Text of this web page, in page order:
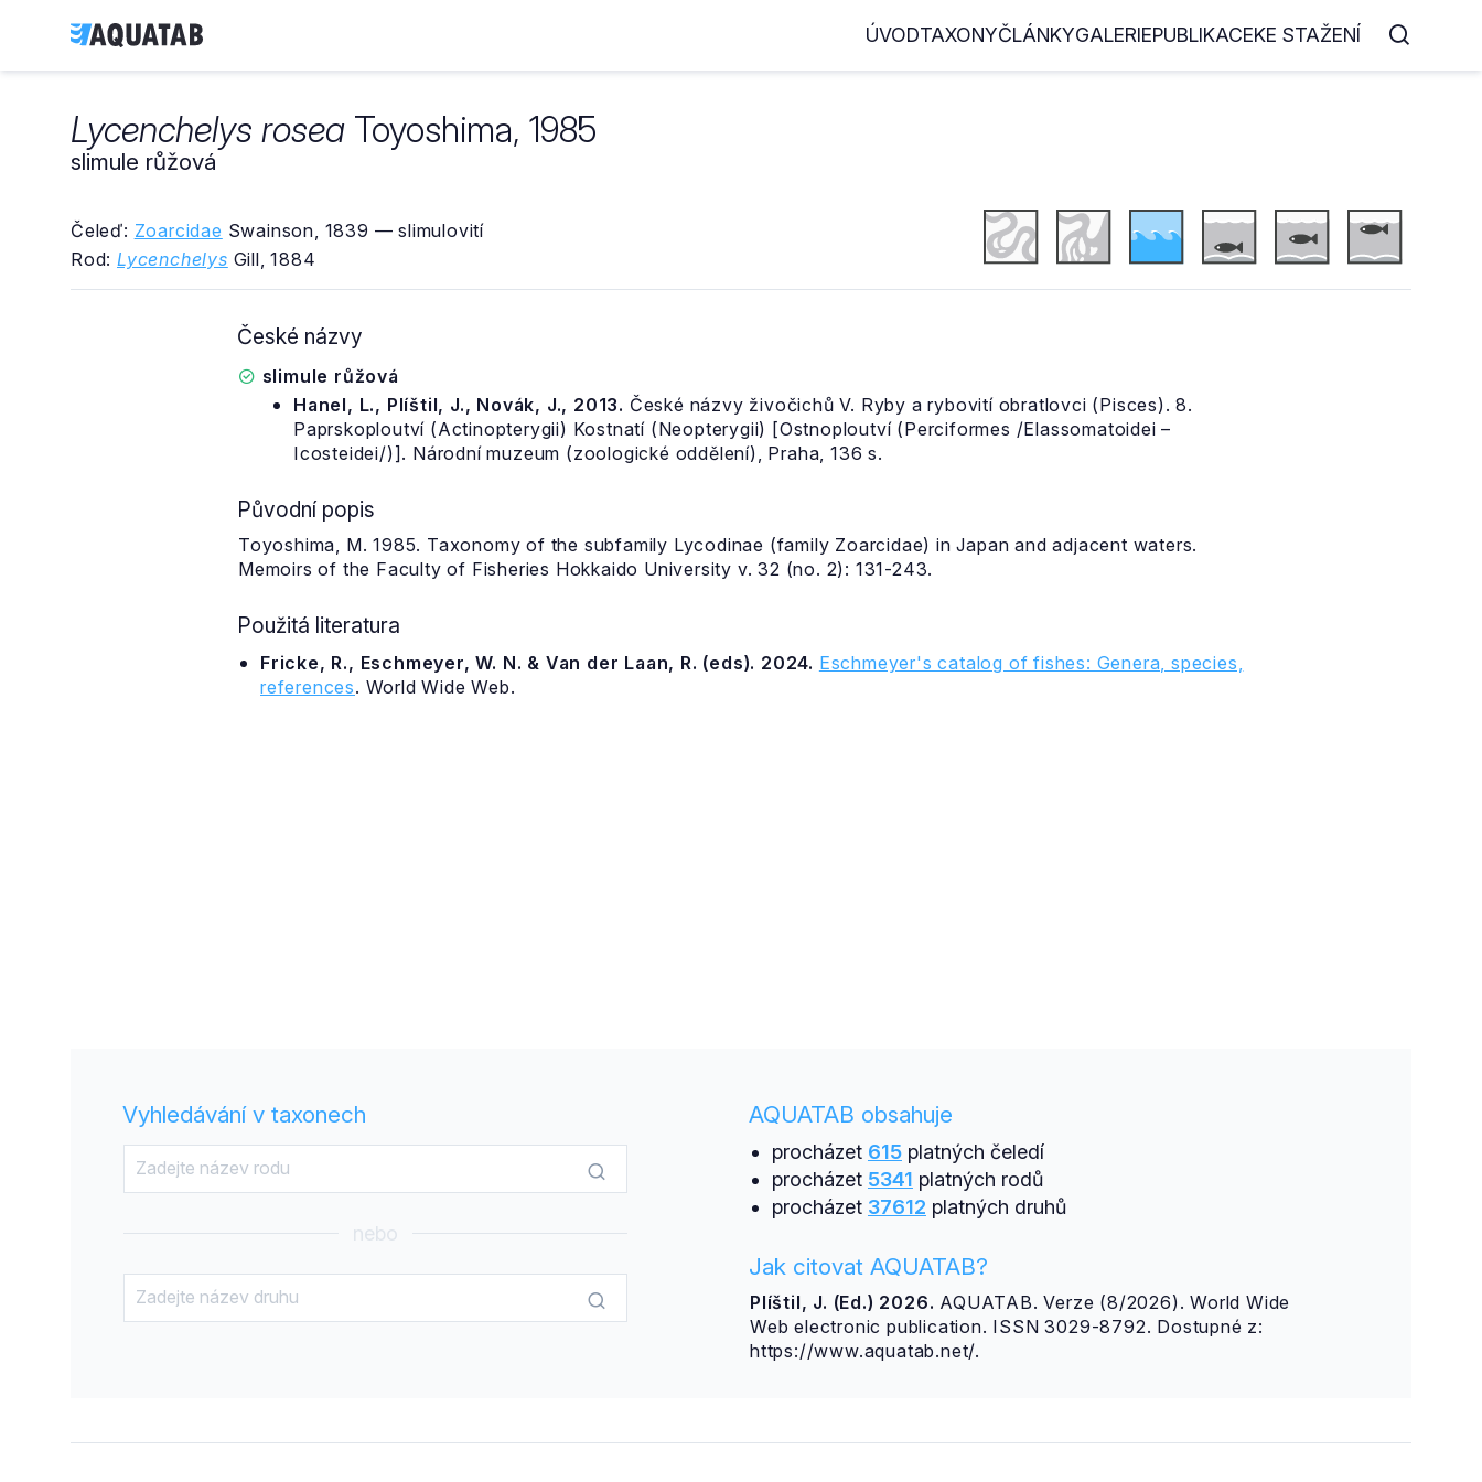
ÚVODTAXONYČLÁNKYGALERIEPUBLIKACEKE STAŽENÍ
Lycenchelys rosea Toyoshima, 1985
slimule růžová
Čeleď: Zoarcidae Swainson, 1839 — slimulovití
Rod: Lycenchelys Gill, 1884
České názvy
slimule růžová
Hanel, L., Plíštil, J., Novák, J., 2013. České názvy živočichů V. Ryby a rybovití obratlovci (Pisces). 8.
Paprskoploutví (Actinopterygii) Kostnatí (Neopterygii) [Ostnoploutví (Perciformes /Elassomatoidei –
Icosteidei/)]. Národní muzeum (zoologické oddělení), Praha, 136 s.
Původní popis
Toyoshima, M. 1985. Taxonomy of the subfamily Lycodinae (family Zoarcidae) in Japan and adjacent waters.
Memoirs of the Faculty of Fisheries Hokkaido University v. 32 (no. 2): 131-243.
Použitá literatura
Fricke, R., Eschmeyer, W. N. & Van der Laan, R. (eds). 2024. Eschmeyer's catalog of fishes: Genera, species,
references. World Wide Web.
Vyhledávání v taxonech
nebo
AQUATAB obsahuje
procházet 615platných čeledí
procházet 5341 platných rodů
procházet 37612 platných druhů
Jak citovat AQUATAB?
Plíštil, J. (Ed.) 2026. AQUATAB. Verze (8/2026). World Wide
Web electronic publication. ISSN 3029-8792. Dostupné z:
https://www.aquatab.net/.